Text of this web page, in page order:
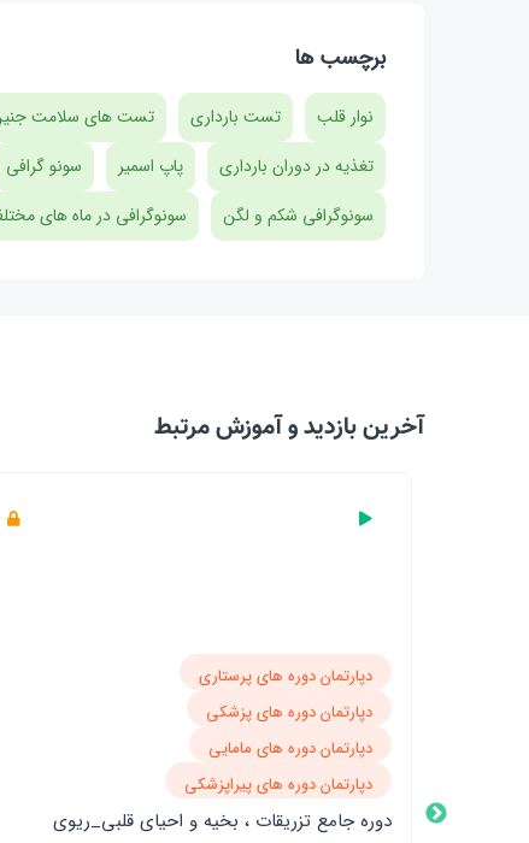
برچسب ها
نوار قلب تست بارداری تست های سلامت
تغذیه در دوران بارداری
پاپ اسمیر سونو گرافی
سونوگرافی شکم و لگن
سونوگرافی در ماه های
آخرین بازدید‌ و آموزش مرتبط
دپارتمان دوره های پرستاری
دپارتمان دوره های پزشکی
دپارتمان دوره های مامایی
دپارتمان دوره های پیراپزشکی
دوره جامع تزریقات ، بخیه و احیای قلبی_ریوی